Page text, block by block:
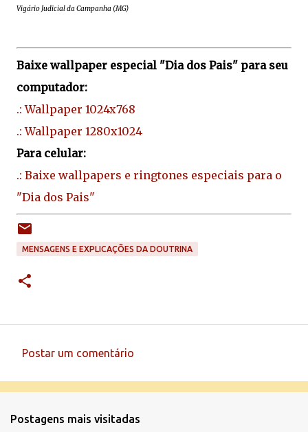
Vigário Judicial da Campanha (MG)
Baixe wallpaper especial "Dia dos Pais" para seu
computador:
.: Wallpaper 1024x768
.: Wallpaper 1280x1024
Para celular:
.: Baixe wallpapers e ringtones especiais para o
"Dia dos Pais"
MENSAGENS E EXPLICAÇÕES DA DOUTRINA
e
Postar um comentário
Postagens mais visitadas